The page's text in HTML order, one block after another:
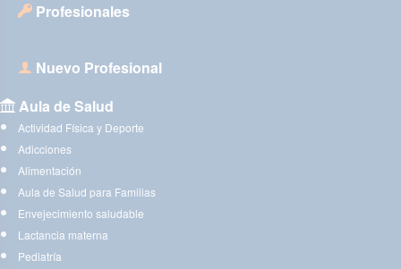
Profesionales
Nuevo Profesional
Aula de Salud
Actividad Física y Deporte
Adicciones
Alimentación
Aula de Salud para Familias
Envejecimiento saludable
Lactancia materna
Pediatría